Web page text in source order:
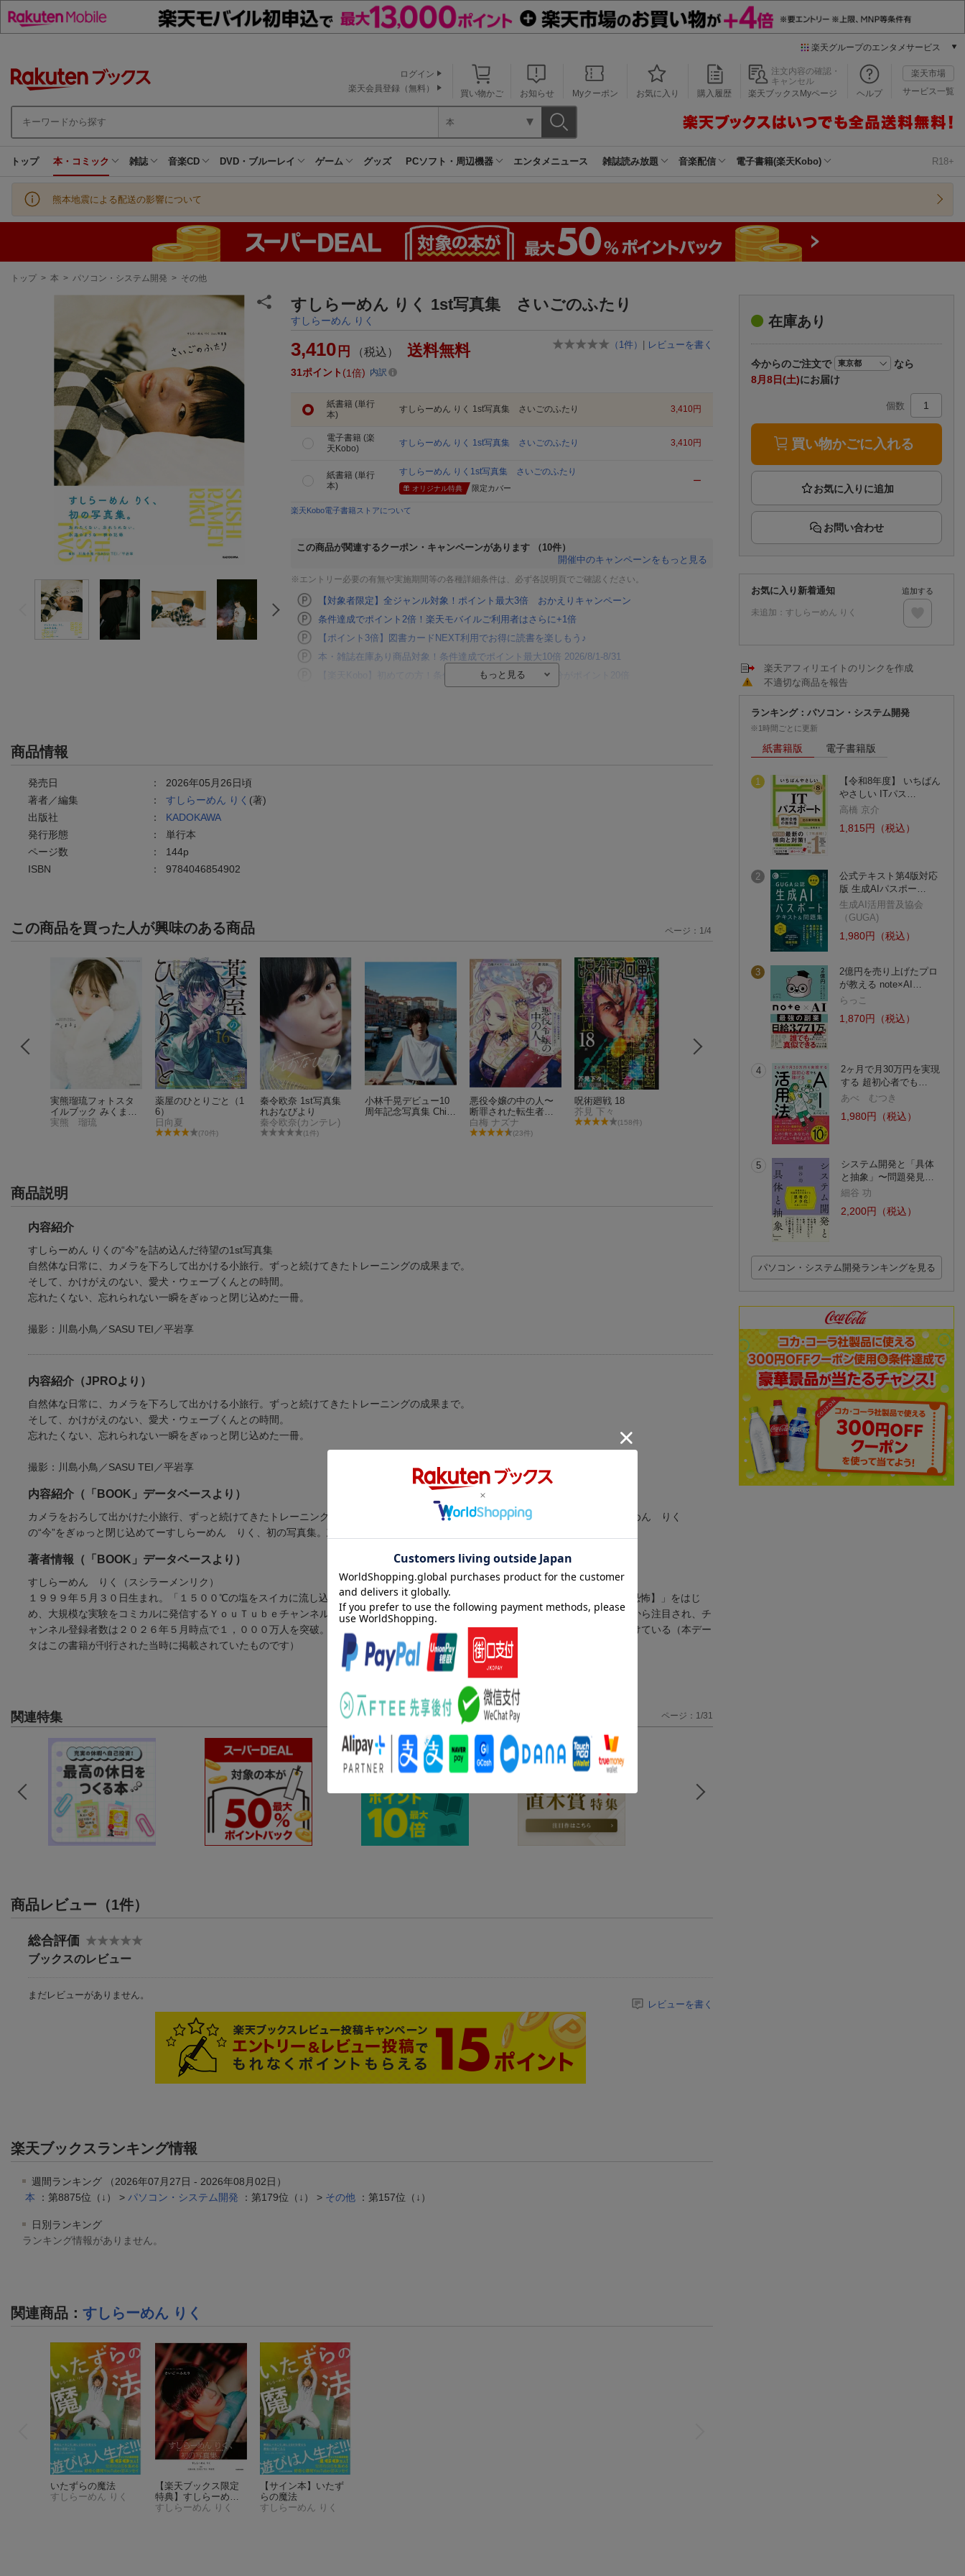
楽天グループのエンタメサービス
本/ゲーム/CD/DVD
楽天ブックス
楽天Kobo
エンタメニュース
推し楽
買い物かご お知らせ Myクーポン お気に入り 購入履歴
注文内容の確認・
キャンセル
楽天ブックスMyページ
ヘルプ
楽天市場
サービス一覧
ログイン
楽天会員登録（無料）
本
トップ 本・コミック 雑誌 音楽CD DVD・ブルーレイ ゲーム グッズ PCソフト・周辺機器 エンタメニュース 雑誌読み放題 音楽配信 電子書籍(楽天Kobo) R18+
熊本地震による配送の影響について
現
トップ > 本 > パソコン・システム開発 > その他
すしらーめん りく 1st写真集 さいごのふたり
すしらーめん りく
（ 1件） | レビューを書く
3,410 円 （税込） 送料無料
31ポイント 1倍 内訳
紙書籍 (単行
本)
すしらーめん りく 1st写真集 さいごのふたり 3,410円
電子書籍 (楽
天Kobo)
すしらーめん りく 1st写真集 さいごのふたり 3,410円
紙書籍 (単行
本)
すしらーめん りく1st写真集 さいごのふたり
オリジナル特典 限定カバー
ー
楽天Kobo電子書籍ストアについて
この商品が関連するクーポン・キャンペーンがあります
（10件）
開催中のキャンペーンをもっと見る
※エントリー必要の有無や実施期間等の各種詳細条件は、必ず各説明頁でご確認ください。
【対象者限定】全ジャンル対象！ポイント最大3倍 おかえりキャンペーン
条件達成でポイント2倍！楽天モバイルご利用者はさらに+1倍
【ポイント3倍】図書カードNEXT利用でお得に読書を楽しもう♪
本・雑誌在庫あり商品対象！条件達成でポイント最大10倍 2026/8/1-8/31
【楽天Kobo】初めての方！条件達成で楽天ブックス購入分がポイント20倍
商品情報
発売日 ： 2026年05月26日頃
著者／編集
： すしらーめん りく (著)
出版社
： KADOKAWA
発行形態
： 単行本
ページ数
： 144p
ISBN
： 9784046854902
この商品を買った人が興味のある商品
実熊瑠琉フォトスタ
イルブック みくまる
る
実熊 瑠琉
薬屋のひとりごと（1
6）
日向夏
(70件)
秦令欧奈 1st写真集
れおなびより
秦令欧奈(カンテレ)
(1件)
小林千晃デビュー10
周年記念写真集 Chia
悪役令嬢の中の人〜
断罪された転生者の
ため嘘つきヒロイン
に復讐いたします〜
白梅 ナズナ
(23件)
呪術廻戦 18
芥見 下々
(158件)
呪術廻戦 19
芥見 下々
(176件)
ONE PIECE 112
尾田 栄一郎
ページ： 1/4
商品説明
内容紹介
すしらーめん りくの“今”を詰め込んだ待望の1st写真集
自然体な日常に、カメラを下ろして出かける小旅行。ずっと続けてきたトレーニングの成果まで。
そして、かけがえのない、愛犬・ウェーブくんとの時間。
忘れたくない、忘れられない一瞬をぎゅっと閉じ込めた一冊。
撮影：川島小鳥／SASU TEI／平岩享
内容紹介（JPROより）
自然体な日常に、カメラを下ろして出かける小旅行。ずっと続けてきたトレーニングの成果まで。
そして、かけがえのない、愛犬・ウェーブくんとの時間。
忘れたくない、忘れられない一瞬をぎゅっと閉じ込めた一冊。
撮影：川島小鳥／SASU TEI／平岩享
内容紹介（「BOOK」データベースより）
カメラをおろして出かけた小旅行、ずっと続けてきたトレーニングの成果。かけがえのない、愛犬・ウェーブくんとの時間。すしらーめん りく
の“今”をぎゅっと閉じ込めてーすしらーめん りく、初の写真集。忘れたくない、忘れられない、永遠のような一瞬の記録。
著者情報（「BOOK」データベースより）
すしらーめん りく（スシラーメンリク）
１９９９年５月３０日生まれ。「１５００℃の塩をスイカに流し込んだら大爆発した！！」「天井にいたらどれくらいでバレるの？【恐怖】」をはじ
め、大規模な実験をコミカルに発信するＹｏｕＴｕｂｅチャンネル「ＳＵＳＨＩ ＲＡＭＥＮ【Ｒｉｋｕ】」で伝説的人気に。国内外から注目され、チ
ャンネル登録者数は２０２６年５月時点で１，０００万人を突破。遊びを極めてどこまでも追求する姿が話題を呼び、ファンが増え続けている（本デー
タはこの書籍が刊行された当時に掲載されていたものです）
関連特集 ページ：1/31
商品レビュー（1件）
総合評価
ブックスのレビュー
まだレビューがありません。
レビューを書く
楽天ブックスランキング情報
週間ランキング （2026年07月27日 - 2026年08月02日）
本 ：第8875位（↓） > パソコン・システム開発 ：第179位（↓） > その他 ：第157位（↓）
日別ランキング
ランキング情報がありません。
関連商品 ： すしらーめん りく
いたずらの魔法
すしらーめん りく
【楽天ブックス限定
特典】すしらーめん
りく1st写真集 さい
すしらーめん りく
【サイン本】いたず
らの魔法
すしらーめん りく
在庫あり
今からのご注文で
なら
8月8日(土)にお届け
個数
買い物かごに入れる
お問い合わせ
お気に入り新着通知
未追加： すしらーめん りく
追加する
楽天アフィリエイトのリンクを作成
不適切な商品を報告
ランキング：パソコン・システム開発
※1時間ごとに更新
紙書籍版 電子書籍版
1
【令和8年度】 いちばん
やさしい ITパス…
高橋 京介
1,815円（税込）
2
公式テキスト第4版対応
版 生成AIパスポー…
生成AI活用普及協会
（GUGA)
1,980円（税込）
3
2億円を売り上げたプロ
が教える note×AI…
らっこ
1,870円（税込）
4
2ヶ月で月30万円を実現
する 超初心者でも…
あべ むつき
1,980円（税込）
5
システム開発と「具体
と抽象」〜問題発見…
細谷 功
2,200円（税込）
パソコン・システム開発ランキングを見る